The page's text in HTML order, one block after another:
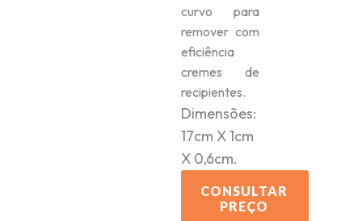
curvo para
remover com
eficiência
cremes de
recipientes.
Dimensões:
17cm X 1cm
X 0,6cm.
CONSULTAR
PREÇO